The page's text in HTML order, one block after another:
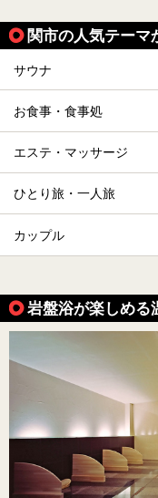
関市の人気テーマ
サウナ
お食事・食事処
エステ・マッサージ
ひとり旅・一人旅
カップル
岩盤浴が楽しめる